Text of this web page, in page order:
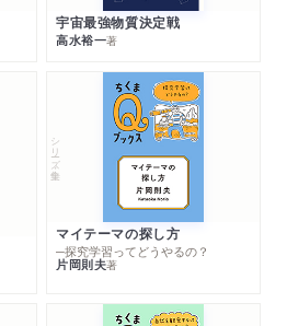
宇宙最強物質決定戦
高水裕一著
シリーズ・全集
マイテーマの探し方
─探究学習ってどうやるの？
片岡則夫著